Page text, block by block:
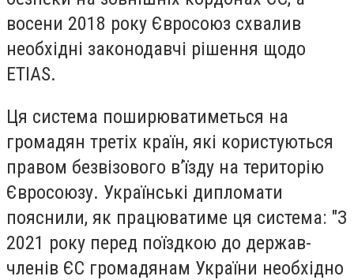
восени 2018 року Євросоюз схвалив
необхідні законодавчі рішення щодо
ETIAS.
Ця система поширюватиметься на
громадян третіх країн, які користуються
правом безвізового в’їзду на територію
Євросоюзу. Українські дипломати
пояснили, як працюватиме ця система: "З
2021 року перед поїздкою до держав-
членів ЄС громадянам України необхідно